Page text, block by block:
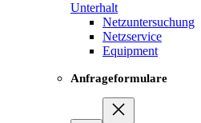
Unterhalt
Netzuntersuchung
Netzservice
Equipment
Anfrageformulare